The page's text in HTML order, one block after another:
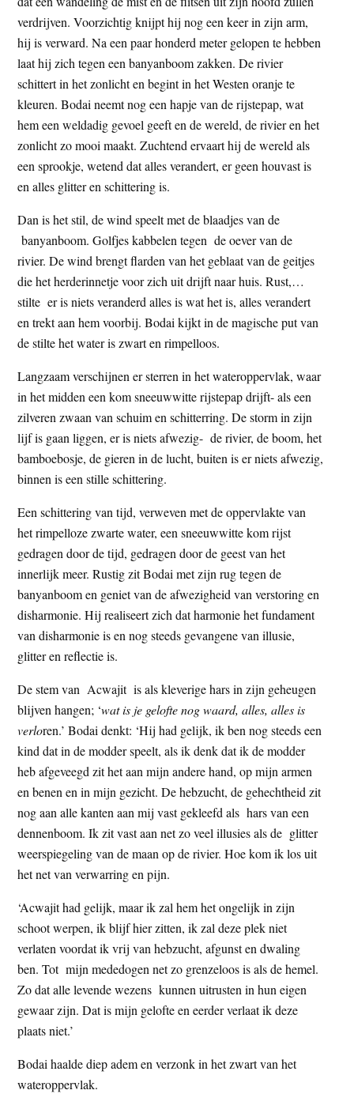
verdrijven. Voorzichtig knijpt hij nog een keer in zijn arm,
hij is verward. Na een paar honderd meter gelopen te hebben
laat hij zich tegen een banyanboom zakken. De rivier
schittert in het zonlicht en begint in het Westen oranje te
kleuren. Bodai neemt nog een hapje van de rijstepap, wat
hem een weldadig gevoel geeft en de wereld, de rivier en het
zonlicht zo mooi maakt. Zuchtend ervaart hij de wereld als
een sprookje, wetend dat alles verandert, er geen houvast is
en alles glitter en schittering is.
Dan is het stil, de wind speelt met de blaadjes van de
banyanboom. Golfjes kabbelen tegen de oever van de
rivier. De wind brengt flarden van het geblaat van de geitjes
die het herderinnetje voor zich uit drijft naar huis. Rust,…
stilte er is niets veranderd alles is wat het is, alles verandert
en trekt aan hem voorbij. Bodai kijkt in de magische put van
de stilte het water is zwart en rimpelloos.
Langzaam verschijnen er sterren in het wateroppervlak, waar
in het midden een kom sneeuwwitte rijstepap drijft- als een
zilveren zwaan van schuim en schitterring. De storm in zijn
lijf is gaan liggen, er is niets afwezig- de rivier, de boom, het
bamboebosje, de gieren in de lucht, buiten is er niets afwezig,
binnen is een stille schittering.
Een schittering van tijd, verweven met de oppervlakte van
het rimpelloze zwarte water, een sneeuwwitte kom rijst
gedragen door de tijd, gedragen door de geest van het
innerlijk meer. Rustig zit Bodai met zijn rug tegen de
banyanboom en geniet van de afwezigheid van verstoring en
disharmonie. Hij realiseert zich dat harmonie het fundament
van disharmonie is en nog steeds gevangene van illusie,
glitter en reflectie is.
De stem van Acwajit is als kleverige hars in zijn geheugen
blijven hangen; ‘wat is je gelofte nog waard, alles, alles is
verloren.’ Bodai denkt: ‘Hij had gelijk, ik ben nog steeds een
kind dat in de modder speelt, als ik denk dat ik de modder
heb afgeveegd zit het aan mijn andere hand, op mijn armen
en benen en in mijn gezicht. De hebzucht, de gehechtheid zit
nog aan alle kanten aan mij vast gekleefd als hars van een
dennenboom. Ik zit vast aan net zo veel illusies als de glitter
weerspiegeling van de maan op de rivier. Hoe kom ik los uit
het net van verwarring en pijn.
‘Acwajit had gelijk, maar ik zal hem het ongelijk in zijn
schoot werpen, ik blijf hier zitten, ik zal deze plek niet
verlaten voordat ik vrij van hebzucht, afgunst en dwaling
ben. Tot mijn mededogen net zo grenzeloos is als de hemel.
Zo dat alle levende wezens kunnen uitrusten in hun eigen
gewaar zijn. Dat is mijn gelofte en eerder verlaat ik deze
plaats niet.’
Bodai haalde diep adem en verzonk in het zwart van het
wateroppervlak.